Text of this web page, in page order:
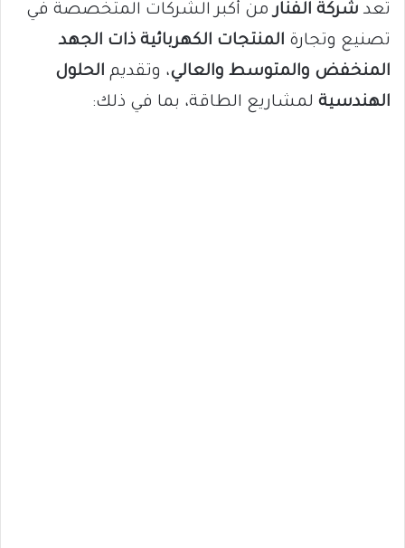
تُعد شركة الفنارمن أكبر الشركات المتخصصة في
تصنيع وتجارة المنتجات الكهربائية ذات الجهد
المنخفض والمتوسط والعالي، وتقديم الحلول
الهندسية لمشاريع الطاقة، بما في ذلك: